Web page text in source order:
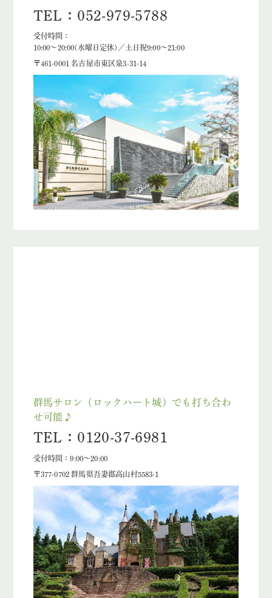
TEL：052-979-5788
受付時間：
10:00～20:00(水曜日定休)／土日祝9:00～21:00
〒461-0001 名古屋市東区泉3-31-14
群馬サロン（ロックハート城）でも打ち合わ
せ可能♪
TEL：0120-37-6981
受付時間：9:00～20:00
〒377-0702 群馬県吾妻郡高山村5583-1